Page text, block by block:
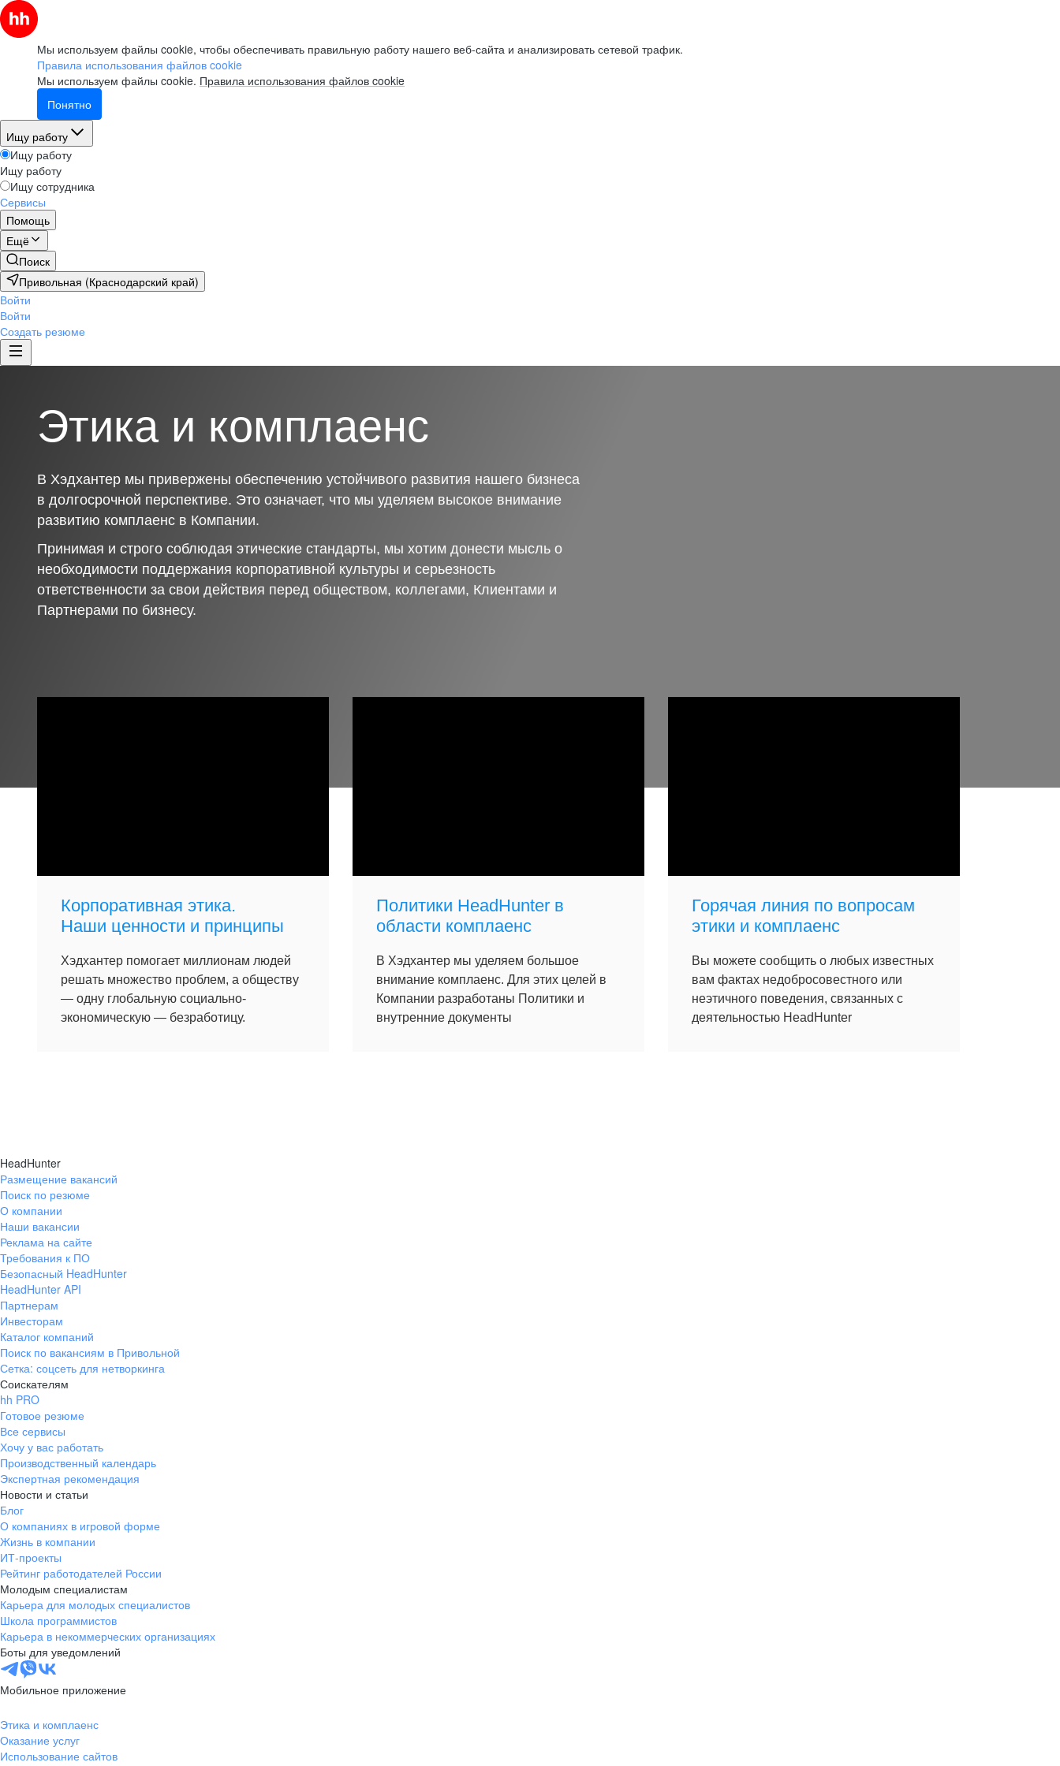
Мы используем файлы cookie, чтобы обеспечивать правильную работу нашего веб-сайта и анализировать сетевой трафик.
Правила использования файлов cookie
Мы используем файлы cookie. Правила использования файлов cookie
Понятно
Ищу работу
Ищу работу
Ищу работу
Ищу сотрудника
Сервисы
Помощь
Ещё
Поиск
Привольная (Краснодарский край)
Войти
Войти
Создать резюме
Этика и комплаенс
В Хэдхантер мы привержены обеспечению устойчивого развития нашего бизнеса
в долгосрочной перспективе. Это означает, что мы уделяем высокое внимание
развитию комплаенс в Компании.
Принимая и строго соблюдая этические стандарты, мы хотим донести мысль о
необходимости поддержания корпоративной культуры и серьезность
ответственности за свои действия перед обществом, коллегами, Клиентами и
Партнерами по бизнесу.
Корпоративная этика.
Наши ценности и принципы
Хэдхантер помогает миллионам людей
решать множество проблем, а обществу
— одну глобальную социально-
экономическую — безработицу.
Политики HeadHunter в
области комплаенс
В Хэдхантер мы уделяем большое
внимание комплаенс. Для этих целей в
Компании разработаны Политики и
внутренние документы
Горячая линия по вопросам
этики и комплаенс
Вы можете сообщить о любых известных
вам фактах недобросовестного или
неэтичного поведения, связанных с
деятельностью HeadHunter
HeadHunter
Размещение вакансий
Поиск по резюме
О компании
Наши вакансии
Реклама на сайте
Требования к ПО
Безопасный HeadHunter
HeadHunter API
Партнерам
Инвесторам
Каталог компаний
Поиск по вакансиям в Привольной
Сетка: соцсеть для нетворкинга
Соискателям
hh PRO
Готовое резюме
Все сервисы
Хочу у вас работать
Производственный календарь
Экспертная рекомендация
Новости и статьи
Блог
О компаниях в игровой форме
Жизнь в компании
ИТ-проекты
Рейтинг работодателей России
Молодым специалистам
Карьера для молодых специалистов
Школа программистов
Карьера в некоммерческих организациях
Боты для уведомлений
Мобильное приложение
Этика и комплаенс
Оказание услуг
Использование сайтов